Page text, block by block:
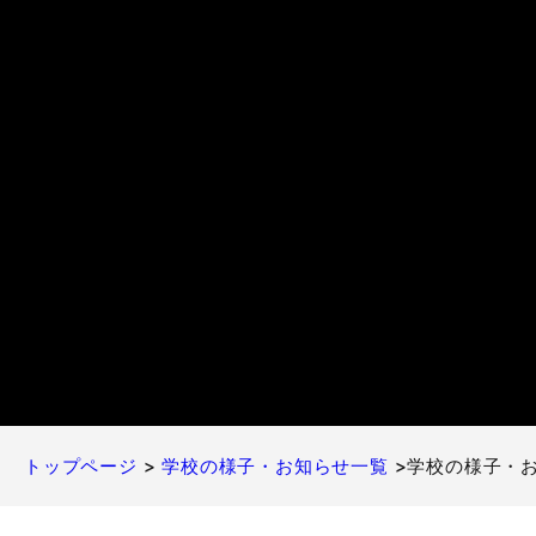
トップページ >学校の様子・お知らせ一覧 >学校の様子・